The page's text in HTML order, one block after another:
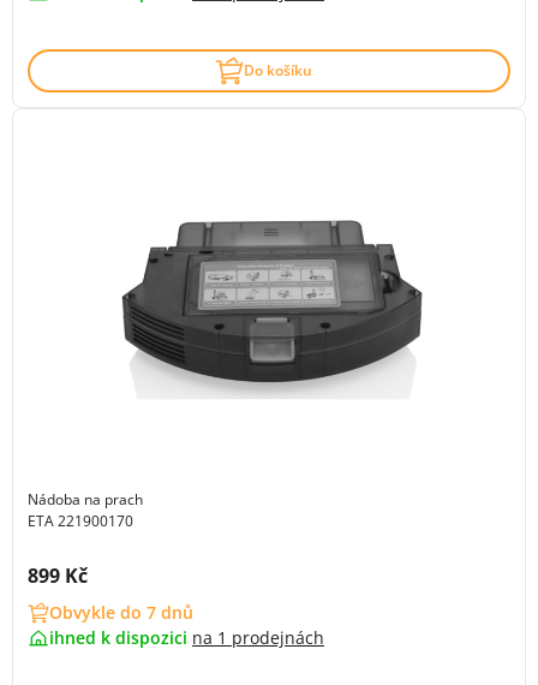
Do košíku
Nádoba na prach
ETA 221900170
Cena s DPH:
899 Kč
Obvykle do 7 dnů
ihned k dispozici na 1 prodejnách